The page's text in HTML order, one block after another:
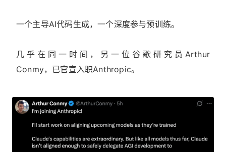
一个主导AI代码生成，一个深度参与预训练。
几乎在同一时间，另一位谷歌研究员Arthur
Conmy，已官宣入职Anthropic。